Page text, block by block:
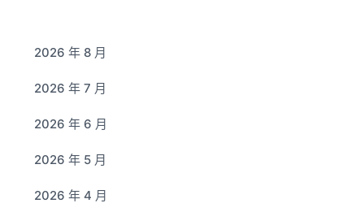
2026 年 8 月
2026 年 7 月
2026 年 6 月
2026 年 5 月
2026 年 4 月